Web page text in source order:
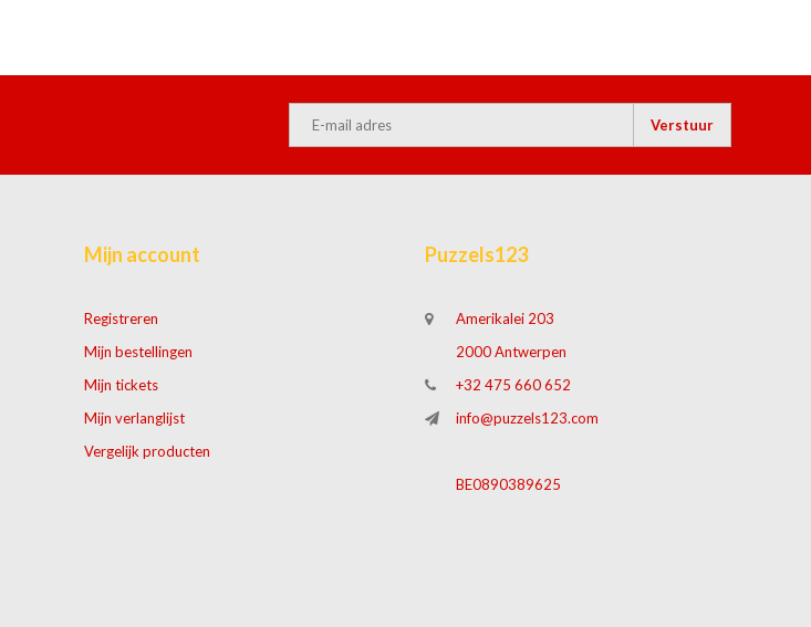
Verstuur
Mijn account
Registreren
Mijn bestellingen
Mijn tickets
Mijn verlanglijst
Vergelijk producten
Puzzels123
Amerikalei 203
2000 Antwerpen
+32 475 660 652
info@puzzels123.com
BE0890389625